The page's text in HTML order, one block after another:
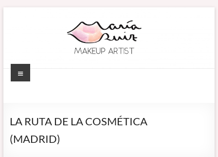
–
MAQUILLADORA
(España).
Diseño de
Menú
LA RUTA DE LA COSMÉTICA
(MADRID)